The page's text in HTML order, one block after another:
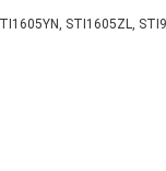
STI1605ZL,